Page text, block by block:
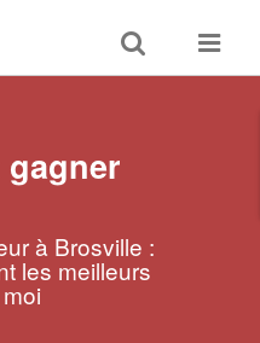
Toggle
search
Toggle
à Brosville :
les meilleurs